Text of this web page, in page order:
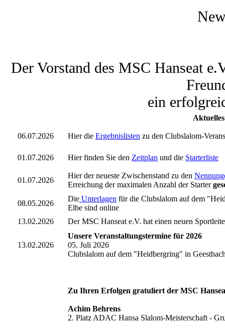
Der Vorstand des MSC Hanseat
ein
Aktuelles
06.07.2026 Hier die Ergebnislisten zu den Clubslalom-
01.07.2026 Hier finden Sie den Zeitplan und die Starterliste
01.07.2026
Hier der neueste Zwischenstand zu den
Erreichung der maximalen Anzahl der Starter
08.05.2026
Die Unterlagen für die Clubslalom auf dem
Elbe sind online
13.02.2026
Der MSC Hanseat e.V. hat einen neuen
13.02.2026
Unsere Veranstaltungstermine für 2026
05. Juli 2026
Clubslalom auf dem "Heidbergring" in
Zu Ihren Erfolgen gratuliert der MSC
Achim Behrens
2. Platz ADAC Hansa Slalom-Meisterschaft -